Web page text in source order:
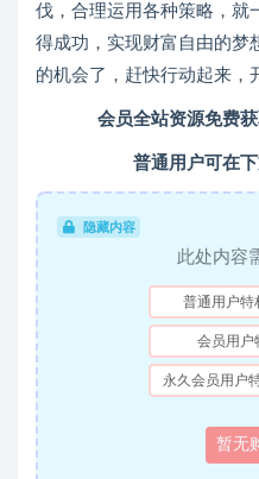
伐，合理运用各种策略，就
得成功，实现财富自由的梦
的机会了，赶快行动起来，
会员全站资源免费
普通用户可在
隐藏内容
此处内容
普通用户特
会员用户
永久会员用户
暂无